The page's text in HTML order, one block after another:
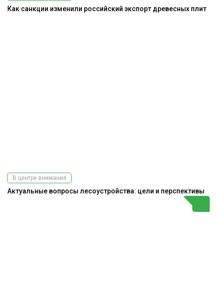
Как санкции изменили российский экспорт древесных плит
В центре внимания
Актуальные вопросы лесоустройства: цели и перспективы